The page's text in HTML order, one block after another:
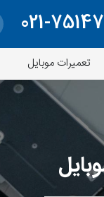
021-75147
تعمیرات موبایل